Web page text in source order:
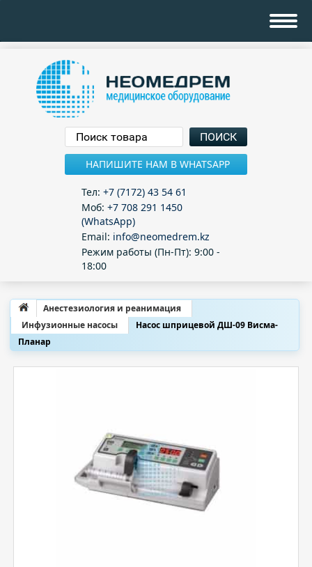
НАПИШИТЕ НАМ В WHATSAPP
Тел: +7 (7172) 43 54 61
Моб: +7 708 291 1450
(WhatsApp)
Email: info@neomedrem.kz
Режим работы (Пн-Пт): 9:00 -
18:00
Анестезиология и реанимация
Инфузионные насосы
Насос шприцевой ДШ-09 Висма-
Планар